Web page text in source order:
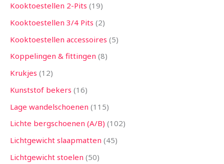
Kooktoestellen 2-Pits 19
Kooktoestellen 3/4 Pits 2
Kooktoestellen accessoires 5
Koppelingen & fittingen 8
Krukjes 12
Kunststof bekers 16
Lage wandelschoenen 115
Lichte bergschoenen (A/B) 102
Lichtgewicht slaapmatten 45
Lichtgewicht stoelen 50